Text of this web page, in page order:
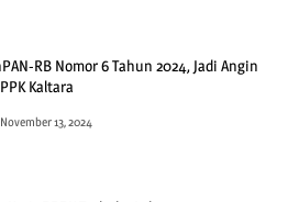
RB Nomor 6 Tahun 2024, Jadi Angin
Kaltara
November 13, 2024